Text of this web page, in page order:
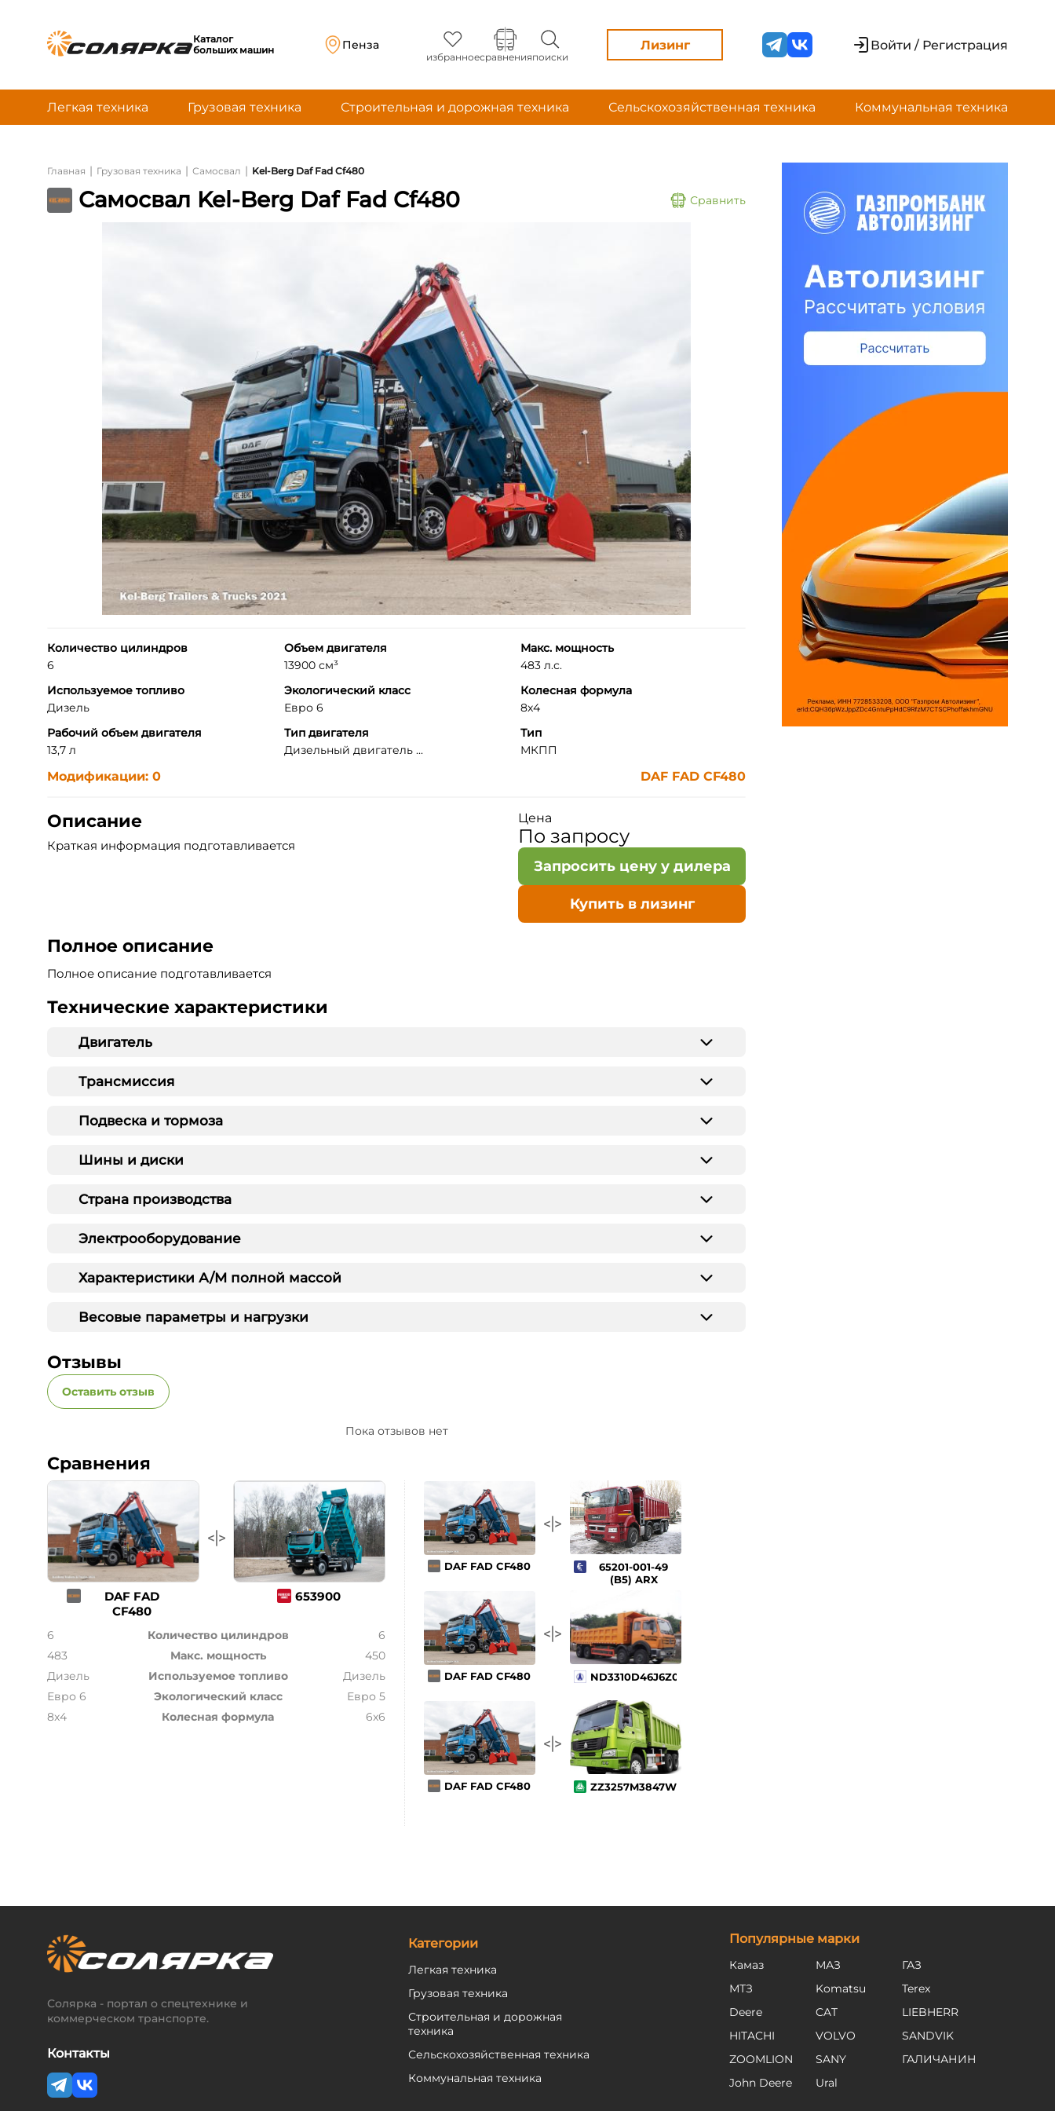
Каталог
больших машин
Пенза
избранноесравненияпоиски
Лизинг Войти / Регистрация
Легкая техника Грузовая техника Строительная и дорожная техника Сельскохозяйственная техника Коммунальная техника
Главная | Грузовая техника | Самосвал | Kel-Berg Daf Fad Cf480
Самосвал Kel-Berg Daf Fad Cf480 Сравнить
Количество цилиндров
6
Объем двигателя
13900 см³
Макс. мощность
483 л.с.
Используемое топливо
Дизель
Экологический класс
Евро 6
Колесная формула
8x4
Рабочий объем двигателя
13,7 л
Тип двигателя
Дизельный двигатель ...
Тип
МКПП
Модификации: 0 DAF FAD CF480
Описание
Краткая информация подготавливается
Цена
По запросу
Запросить цену у дилера
Купить в лизинг
Полное описание
Полное описание подготавливается
Технические характеристики
Двигатель
Трансмиссия
Подвеска и тормоза
Шины и диски
Страна производства
Электрооборудование
Характеристики А/М полной массой
Весовые параметры и нагрузки
Отзывы
Оставить отзыв
Пока отзывов нет
Сравнения
DAF FAD
CF480
653900
6 Количество цилиндров
6
483
Макс. мощность
450
Дизель
Используемое топливо
Дизель
Евро 6
Экологический класс
Евро 5
8x4
Колесная формула 6x6
DAF FAD CF480
65201-001-49
(B5) ARX
DAF FAD CF480 ND3310D46J6Z00
DAF FAD CF480 ZZ3257M3847W
Солярка - портал о спецтехнике и
коммерческом транспорте.
Контакты
Категории
Легкая техника
Грузовая техника
Строительная и дорожная
техника
Сельскохозяйственная техника
Коммунальная техника
Популярные марки
Камаз МАЗ
ГАЗ
МТЗ
Komatsu
Terex
Deere
CAT
LIEBHERR
HITACHI
VOLVO
SANDVIK
ZOOMLION
SANY
ГАЛИЧАНИН
John Deere
Ural